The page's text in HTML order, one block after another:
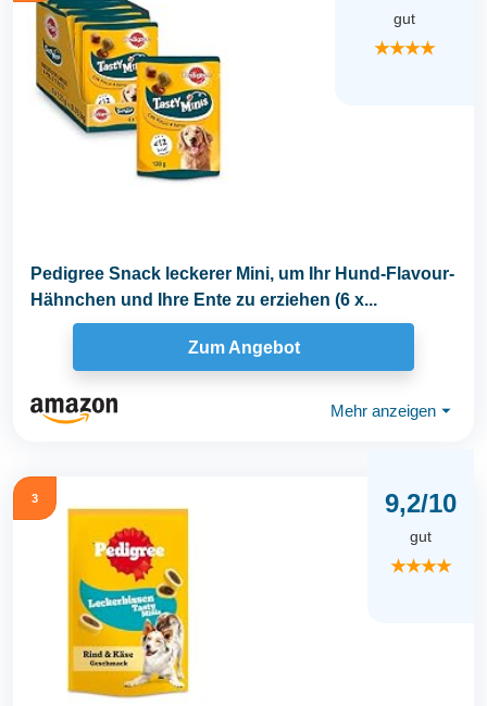
gut
★★★★
Pedigree Snack leckerer Mini, um Ihr Hund-Flavour-
Hähnchen und Ihre Ente zu erziehen (6 x...
Zum Angebot
Mehr anzeigen ⏷
3 9,2/10
gut
★★★★